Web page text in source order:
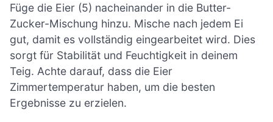
Füge die Eier (5) nacheinander in die Butter-
Zucker-Mischung hinzu. Mische nach jedem Ei
gut, damit es vollständig eingearbeitet wird. Dies
sorgt für Stabilität und Feuchtigkeit in deinem
Teig. Achte darauf, dass die Eier
Zimmertemperatur haben, um die besten
Ergebnisse zu erzielen.